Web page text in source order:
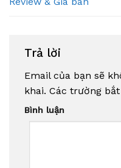
Trả lời
Email của bạn sẽ
khai. Các trường
Bình luận